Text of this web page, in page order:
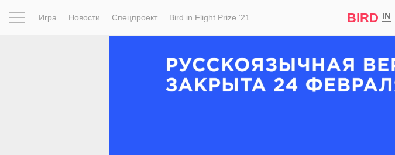
Игра Новости Спецпроект Bird in Flight Prize ‘21 BIRD IN